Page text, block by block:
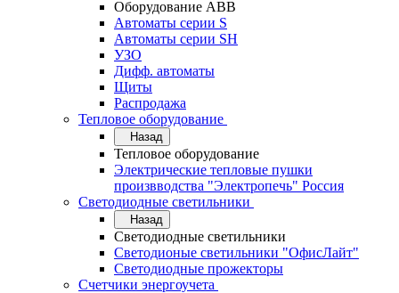
Оборудование АВВ
Автоматы серии S
Автоматы серии SH
УЗО
Дифф. автоматы
Щиты
Распродажа
Тепловое оборудование
Назад
Тепловое оборудование
Электрические тепловые пушки
произвводства "Электропечь" Россия
Светодиодные светильники
Назад
Светодиодные светильники
Светодионые светильники "ОфисЛайт"
Светодиодные прожекторы
Счетчики энергоучета